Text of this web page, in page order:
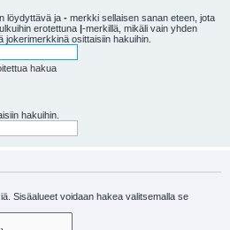
löydyttävä ja - merkki sellaisen sanan eteen, jota
erotettuna |-merkillä, mikäli vain yhden
osittaisiin hakuihin.
hakua
hakuihin.
Sisäalueet voidaan hakea valitsemalla se